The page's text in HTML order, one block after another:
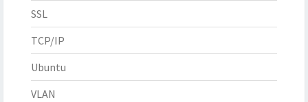
SSL
TCP/IP
Ubuntu
VLAN